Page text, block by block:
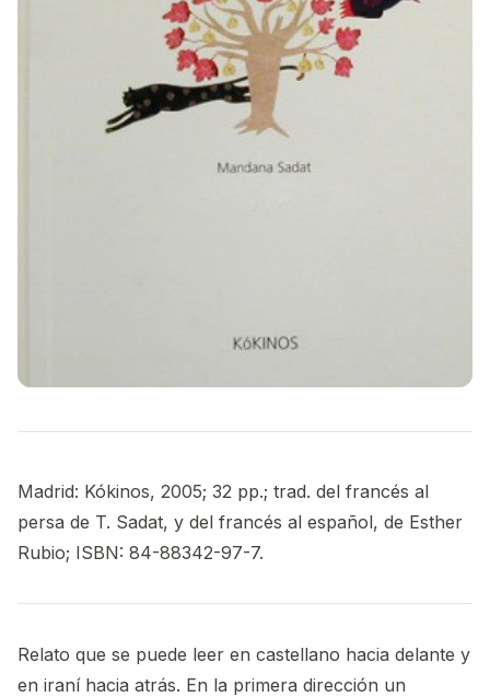
Madrid: Kókinos, 2005; 32 pp.; trad. del francés al
persa de T. Sadat, y del francés al español, de Esther
Rubio; ISBN: 84-88342-97-7.
Relato que se puede leer en castellano hacia delante y
en iraní hacia atrás. En la primera dirección un